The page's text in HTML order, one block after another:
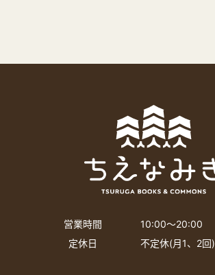
営業時間
10:00〜20:00
定休日
不定休(月1、2回)